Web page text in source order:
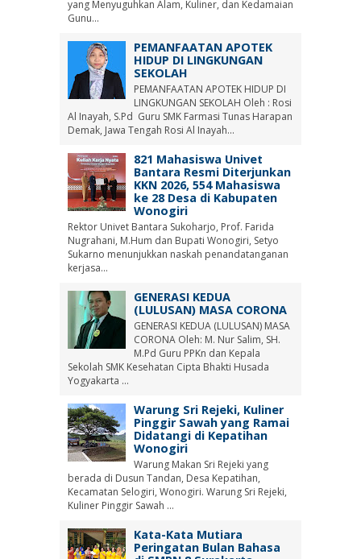
yang Menyuguhkan Alam, Kuliner, dan Kedamaian
Gunu...
PEMANFAATAN APOTEK
HIDUP DI LINGKUNGAN
SEKOLAH
PEMANFAATAN APOTEK HIDUP DI
LINGKUNGAN SEKOLAH Oleh : Rosi
Al Inayah, S.Pd Guru SMK Farmasi Tunas Harapan
Demak, Jawa Tengah Rosi Al Inayah...
821 Mahasiswa Univet
Bantara Resmi Diterjunkan
KKN 2026, 554 Mahasiswa
ke 28 Desa di Kabupaten
Wonogiri
Rektor Univet Bantara Sukoharjo, Prof. Farida
Nugrahani, M.Hum dan Bupati Wonogiri, Setyo
Sukarno menunjukkan naskah penandatanganan
kerjasa...
GENERASI KEDUA
(LULUSAN) MASA CORONA
GENERASI KEDUA (LULUSAN) MASA
CORONA Oleh: M. Nur Salim, SH.
M.Pd Guru PPKn dan Kepala
Sekolah SMK Kesehatan Cipta Bhakti Husada
Yogyakarta ...
Warung Sri Rejeki, Kuliner
Pinggir Sawah yang Ramai
Didatangi di Kepatihan
Wonogiri
Warung Makan Sri Rejeki yang
berada di Dusun Tandan, Desa Kepatihan,
Kecamatan Selogiri, Wonogiri. Warung Sri Rejeki,
Kuliner Pinggir Sawah ...
Kata-Kata Mutiara
Peringatan Bulan Bahasa